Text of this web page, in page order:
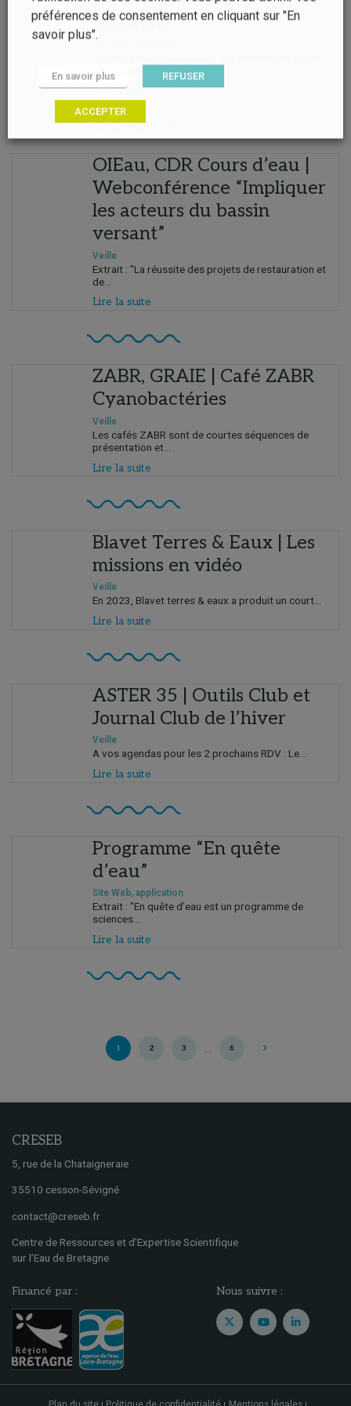
Bretagne
Loire-Bretagne propose une...
Lire la suite
OIEau, CDR Cours d’eau |
Webconférence “Impliquer
les acteurs du bassin
versant”
Veille
Extrait : "La réussite des projets de restauration et
de...
Lire la suite
ZABR, GRAIE | Café ZABR
Cyanobactéries
Veille
Les cafés ZABR sont de courtes séquences de
présentation et...
Lire la suite
Blavet Terres & Eaux | Les
missions en vidéo
Veille
En 2023, Blavet terres & eaux a produit un court...
Lire la suite
ASTER 35 | Outils Club et
Journal Club de l’hiver
Veille
A vos agendas pour les 2 prochains RDV : Le...
Lire la suite
Programme “En quête
d’eau”
Site Web, application
Extrait : "En quête d’eau est un programme de
sciences...
Lire la suite
1 2 3 6
CRESEB
5, rue de la Chataigneraie
35510 cesson-Sévigné
contact@creseb.fr
Centre de Ressources et d’Expertise Scientifique
sur l’Eau de Bretagne
Financé par : Nous suivre :
préférences de consentement en cliquant sur "En
savoir plus".
En savoir plus REFUSER
ACCEPTER